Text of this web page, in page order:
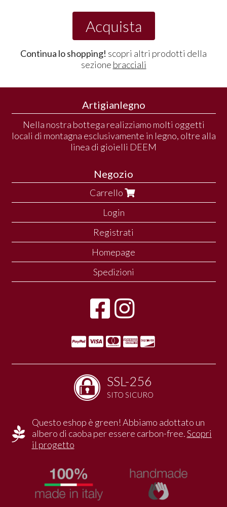
Acquista
Continua lo shopping! scopri altri prodotti della
sezione bracciali
Artigianlegno
Nella nostra bottega realizziamo molti oggetti
locali di montagna esclusivamente in legno, oltre alla
linea di gioielli DEEM
Negozio
Carrello
Login
Registrati
Homepage
Spedizioni
SSL-256
SITO SICURO
Questo eshop è green! Abbiamo adottato un
albero di caoba per essere carbon-free.Scopri
il progetto